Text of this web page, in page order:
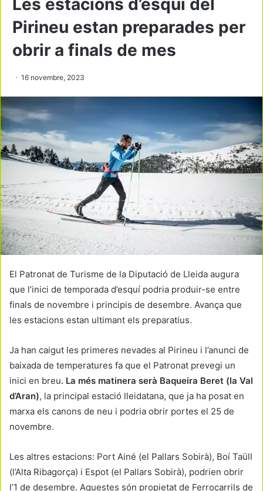
Les estacions d’esquí del
Pirineu estan preparades per
obrir a finals de mes
16 novembre, 2023
El Patronat de Turisme de la Diputació de Lleida augura
que l’inici de temporada d’esquí podria produir-se entre
finals de novembre i principis de desembre. Avança que
les estacions estan ultimant els preparatius.
Ja han caigut les primeres nevades al Pirineu i l’anunci de
baixada de temperatures fa que el Patronat prevegi un
inici en breu. La més matinera serà Baqueira Beret (la Val
d’Aran), la principal estació lleidatana, que ja ha posat en
marxa els canons de neu i podria obrir portes el 25 de
novembre.
Les altres estacions: Port Ainé (el Pallars Sobirà), Boí Taüll
(l’Alta Ribagorça) i Espot (el Pallars Sobirà), podrien obrir
l’1 de desembre. Aquestes són propietat de Ferrocarrils de